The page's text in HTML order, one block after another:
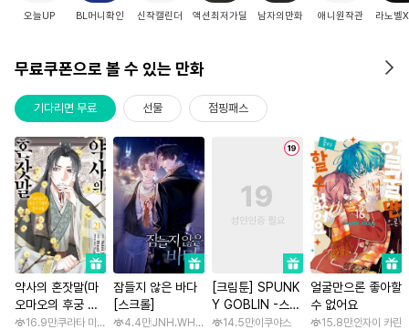
오늘UP BL머니확인 신작캘린더 액션최저가딜 남자의만화 애니원작관 라노벨
무료쿠폰으로 볼 수 있는 만화
기다리면 무료 선물 점핑패스
약사의 혼잣말(마
오마오의 후궁 수
수께끼 풀이수첩)
16.9만쿠라타 미노지 / 휴우가 나츠
잠들지 않은 바다
[스크롤]
4.4만JNH.WH Studio / Lasso
[크림툰] SPUNK
Y GOBLIN -스펑
키 고블린- [스크
14.5만이쿠야스
얼굴만으론 좋아할
수 없어요
15.8만안자이 카린